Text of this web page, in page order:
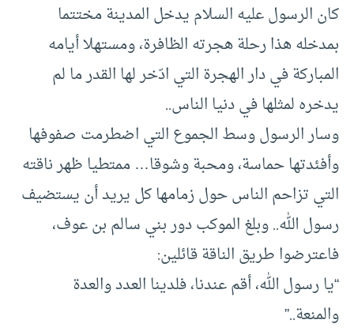
كان الرسول عليه السلام يدخل المدينة مختتما
بمدخله هذا رحلة هجرته الظافرة، ومستهلا أيامه
المباركة في دار الهجرة التي ادّخر لها القدر ما لم
يدخره لمثلها في دنيا الناس..
وسار الرسول وسط الجموع التي اضطرمت صفوفها
وأفئدتها حماسة، ومحبة وشوقا… ممتطيا ظهر ناقته
التي تزاحم الناس حول زمامها كل يريد أن يستضيف
رسول الله.. وبلغ الموكب دور بني سالم بن عوف،
فاعترضوا طريق الناقة قائلين:
“يا رسول الله، أقم عندنا، فلدينا العدد والعدة
والمنعة..”